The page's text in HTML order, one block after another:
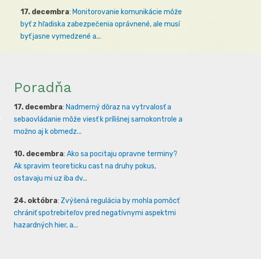
17. decembra: Monitorovanie komunikácie môže
byť z hľadiska zabezpečenia oprávnené, ale musí
byť jasne vymedzené a...
Poradňa
17. decembra: Nadmerný dôraz na vytrvalosť a
sebaovládanie môže viesť k prílišnej samokontrole a
možno aj k obmedz...
10. decembra: Ako sa pocitaju opravne terminy?
Ak spravim teoreticku cast na druhy pokus,
ostavaju mi uz iba dv...
24. októbra: Zvýšená regulácia by mohla pomôcť
chrániť spotrebiteľov pred negatívnymi aspektmi
hazardných hier, a...